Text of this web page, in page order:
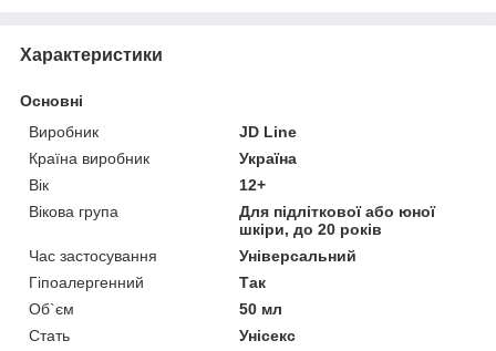
Характеристики
Основні
Виробник
JD Line
Країна виробник
Україна
Вік
12+
Вікова група
Для підліткової або юної
шкіри, до 20 років
Час застосування
Універсальний
Гіпоалергенний
Так
Об`єм
50 мл
Стать
Унісекс